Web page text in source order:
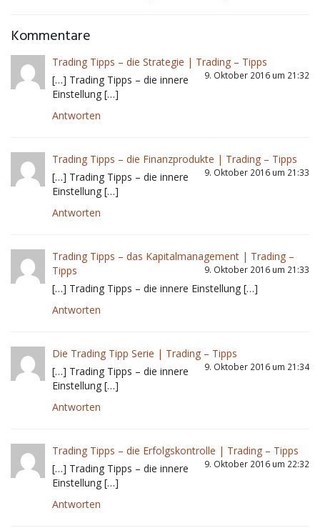
Kommentare
Trading Tipps – die Strategie | Trading – Tipps
9. Oktober 2016 um 21:32
[…] Trading Tipps – die innere
Einstellung […]
Antworten
Trading Tipps – die Finanzprodukte | Trading – Tipps
9. Oktober 2016 um 21:33
[…] Trading Tipps – die innere
Einstellung […]
Antworten
Trading Tipps – das Kapitalmanagement | Trading –
Tipps
9. Oktober 2016 um 21:33
[…] Trading Tipps – die innere Einstellung […]
Antworten
Die Trading Tipp Serie | Trading – Tipps
9. Oktober 2016 um 21:34
[…] Trading Tipps – die innere
Einstellung […]
Antworten
Trading Tipps – die Erfolgskontrolle | Trading – Tipps
9. Oktober 2016 um 22:32
[…] Trading Tipps – die innere
Einstellung […]
Antworten